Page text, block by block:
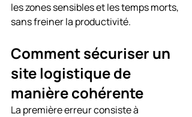
les zones sensibles et les temps morts,
sans freiner la productivité.
Comment sécuriser un
site logistique de
manière cohérente
La première erreur consiste à